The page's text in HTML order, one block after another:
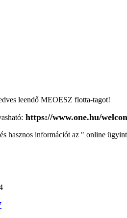
leendő MEOESZ flotta-tagot!
https://www.one.hu/
hasznos információt az " online